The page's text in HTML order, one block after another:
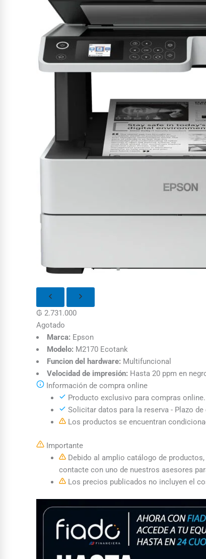
₲ 2.731.000
Agotado
Marca: Epson
Modelo: M2170 Ecotank
Funcion del hardware: Multifuncional
Velocidad de impresión: Hasta 20 ppm en
Información de compra online
Producto exclusivo para compras online.
Solicitar datos para la reserva - Plazo
Los productos se encuentran
Importante
Debido al amplio catálogo de
contacte con uno de nuestros asesores
Los precios publicados no incluyen el